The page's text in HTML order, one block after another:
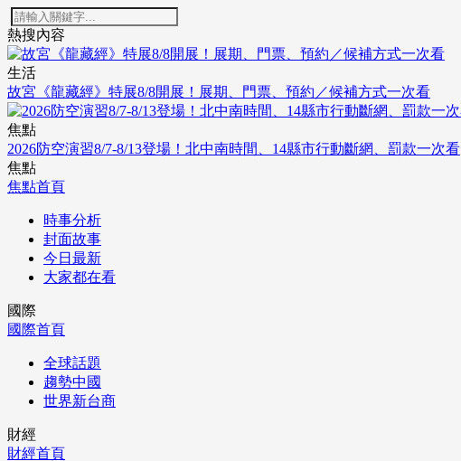
熱搜內容
生活
故宮《龍藏經》特展8/8開展！展期、門票、預約／候補方式一次看
焦點
2026防空演習8/7-8/13登場！北中南時間、14縣市行動斷網、罰款一次看
焦點
焦點首頁
時事分析
封面故事
今日最新
大家都在看
國際
國際首頁
全球話題
趨勢中國
世界新台商
財經
財經首頁